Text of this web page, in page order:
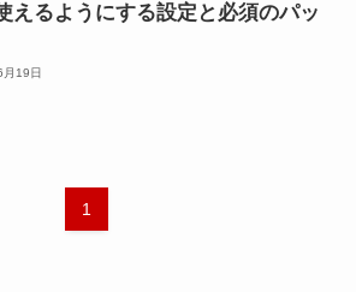
えるようにする設定と必須のパッ
19日
1